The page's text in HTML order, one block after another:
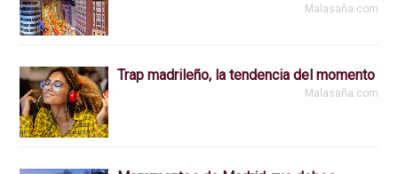
Malasaña.com
Trap madrileño, la tendencia del momento
Malasaña.com